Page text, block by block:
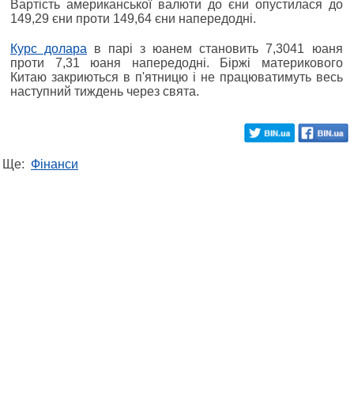
Вартість американської валюти до єни опустилася до
149,29 єни проти 149,64 єни напередодні.
Курс долара в парі з юанем становить 7,3041 юаня
проти 7,31 юаня напередодні. Біржі материкового
Китаю закриються в п'ятницю і не працюватимуть весь
наступний тиждень через свята.
Ще: Фінанси